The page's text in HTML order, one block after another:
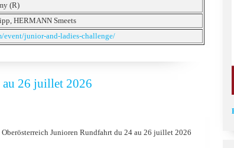
(R)
HERMANN Smeets
event/junior-and-ladies-challenge/
au 26 juillet 2026
Junioren Rundfahrt du 24 au 26 juillet 2026